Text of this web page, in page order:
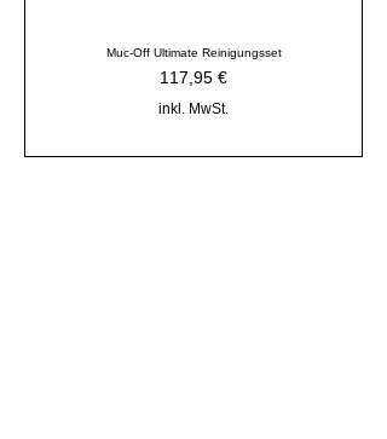
Muc-Off Ultimate Reinigungsset
Preis
117,95 €
inkl. MwSt.